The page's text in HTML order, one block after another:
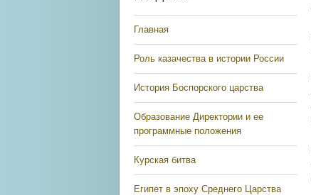
Главная
Роль казачества в истории России
История Боспорского царства
Образование Директории и ее
программные положения
Курская битва
Египет в эпоху Среднего Царства